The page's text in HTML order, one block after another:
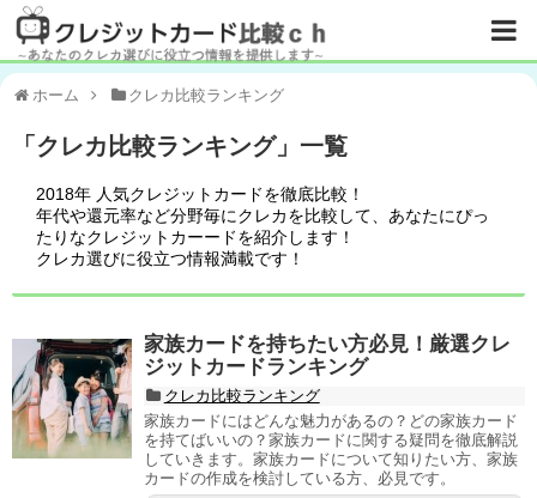
ホーム クレカ比較ランキング
「 クレカ比較ランキング」 一覧
2018年 人気クレジットカードを徹底比較！
年代や還元率など分野毎にクレカを比較して、あなたにぴっ
たりなクレジットカーードを紹介します！
クレカ選びに役立つ情報満載です！
家族カードを持ちたい方必見！厳選クレ
ジットカードランキング
クレカ比較ランキング
家族カードにはどんな魅力があるの？どの家族カード
を持てばいいの？家族カードに関する疑問を徹底解説
していきます。家族カードについて知りたい方、家族
カードの作成を検討している方、必見です。